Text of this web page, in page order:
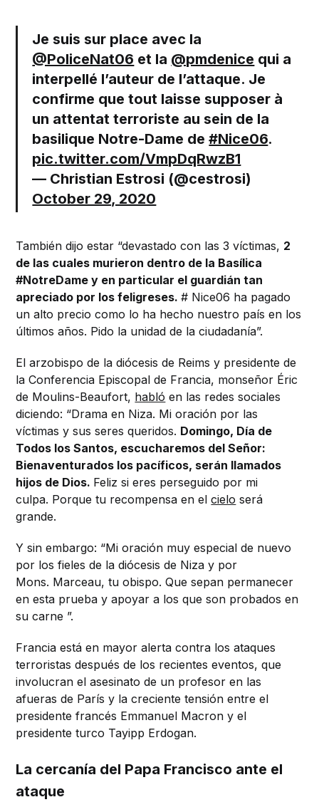
Je suis sur place avec la
@PoliceNat06 et la @pmdenice qui a
interpellé l’auteur de l’attaque. Je
confirme que tout laisse supposer à
un attentat terroriste au sein de la
basilique Notre-Dame de#Nice06.
pic.twitter.com/VmpDqRwzB1
— Christian Estrosi (@cestrosi)
October 29, 2020
También dijo estar “devastado con las 3 víctimas, 2
de las cuales murieron dentro de la Basílica
#NotreDame y en particular el guardián tan
apreciado por los feligreses.# Nice06 ha pagado
un alto precio como lo ha hecho nuestro país en los
últimos años. Pido la unidad de la ciudadanía”.
El arzobispo de la diócesis de Reims y presidente de
la Conferencia Episcopal de Francia, monseñor Éric
de Moulins-Beaufort, habló en las redes sociales
diciendo: “Drama en Niza. Mi oración por las
víctimas y sus seres queridos. Domingo, Día de
Todos los Santos, escucharemos del Señor:
Bienaventurados los pacíficos, serán llamados
hijos de Dios. Feliz si eres perseguido por mi
culpa. Porque tu recompensa en elcielo será
grande.
Y sin embargo: “Mi oración muy especial de nuevo
por los fieles de la diócesis de Niza y por
Mons. Marceau, tu obispo. Que sepan permanecer
en esta prueba y apoyar a los que son probados en
su carne ”.
Francia está en mayor alerta contra los ataques
terroristas después de los recientes eventos, que
involucran el asesinato de un profesor en las
afueras de París y la creciente tensión entre el
presidente francés Emmanuel Macron y el
presidente turco Tayipp Erdogan.
La cercanía del Papa Francisco ante el
ataque